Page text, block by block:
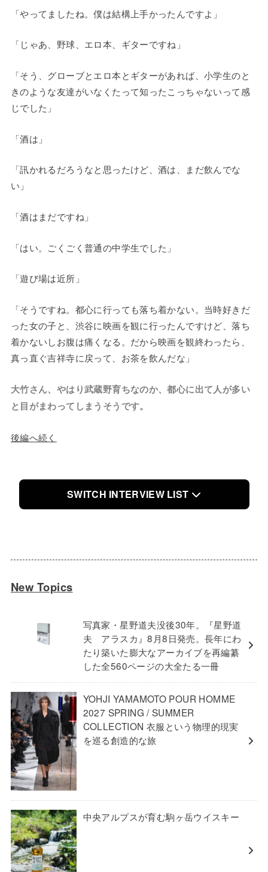
「やってましたね。僕は結構上手かったんですよ」
「じゃあ、野球、エロ本、ギターですね」
「そう、グローブとエロ本とギターがあれば、小学生のと
きのような友達がいなくたって知ったこっちゃないって感
じでした」
「酒は」
「訊かれるだろうなと思ったけど、酒は、まだ飲んでな
い」
「酒はまだですね」
「はい。ごくごく普通の中学生でした」
「遊び場は近所」
「そうですね。都心に行っても落ち着かない。当時好きだ
った女の子と、渋谷に映画を観に行ったんですけど、落ち
着かないしお腹は痛くなる。だから映画を観終わったら、
真っ直ぐ吉祥寺に戻って、お茶を飲んだな」
大竹さん、やはり武蔵野育ちなのか、都心に出て人が多い
と目がまわってしまうそうです。
後編へ続く
SWITCH INTERVIEW LIST
New Topics
写真家・星野道夫没後30年。『星野道
夫 アラスカ』8月8日発売。長年にわ
たり築いた膨大なアーカイブを再編纂
した全560ページの大全たる一冊
YOHJI YAMAMOTO POUR HOMME
2027 SPRING / SUMMER
COLLECTION 衣服という物理的現実
を巡る創造的な旅
中央アルプスが育む駒ヶ岳ウイスキー